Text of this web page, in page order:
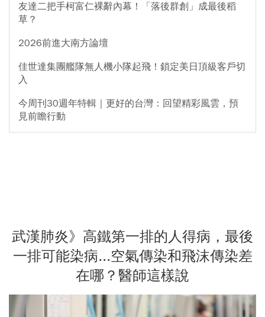
友達二把手柯富仁裸辭內幕！「落後群創」成最後稻
草？
2026前進大南方論壇
佳世達集團艦隊無人機小隊起飛！鎖定美日頂級客戶切
入
今周刊30週年特輯｜更好的台灣：回望精彩風雲，預
見前瞻行動
武漢肺炎》高鐵第一排的人得病，最後
一排可能染病...空氣傳染和飛沫傳染差
在哪？醫師這樣說